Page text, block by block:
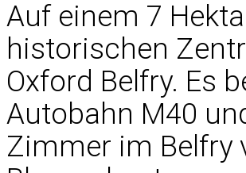
Auf einem 7
historischen
Oxford Belfry. Es
Autobahn M40
Zimmer im Belfry